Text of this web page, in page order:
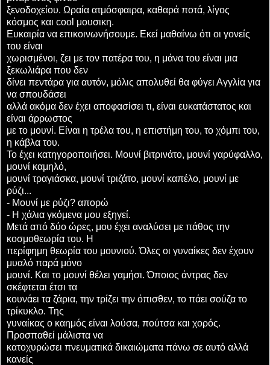
ξενοδοχείου. Ωραία ατμόσφαιρα, καθαρά ποτά, λίγος
κόσμος και cool μουσικη.
Ευκαιρία να επικοινωνήσουμε. Εκεί μαθαίνω ότι οι γονείς
του είναι
χωρισμένοι, ζει με τον πατέρα του, η μάνα του είναι μια
ξεκωλιάρα που δεν
δίνει πεντάρα για αυτόν, μόλις απολυθεί θα φύγει Αγγλία για
να σπουδάσει
αλλά ακόμα δεν έχει αποφασίσει τι, είναι ευκατάστατος και
είναι άρρωστος
με το μουνί. Είναι η τρέλα του, η επιστήμη του, το χόμπι του,
η κάβλα του.
Το έχει κατηγοροποιήσει. Μουνί βιτρινάτο, μουνί γαρύφαλλο,
μουνί καμηλό,
μουνί τραγιάσκα, μουνί τριζάτο, μουνί καπέλο, μουνί με
ρύζι...
- Μουνί με ρύζι? απορώ
- Η χάλια γκόμενα μου εξηγεί.
Μετά από δύο ώρες, μου έχει αναλύσει με πάθος την
κοσμοθεωρία του. Η
περίφημη θεωρία του μουνιού. Όλες οι γυναίκες δεν έχουν
μυαλό παρά μόνο
μουνί. Και το μουνί θέλει γαμήσι. Όποιος άντρας δεν
σκέφτεται έτσι τα
κουνάει τα ζάρια, την τρίζει την όπισθεν, το πάει σούζα το
τρίκυκλο. Της
γυναίκας ο καημός είναι λούσα, πούτσα και χορός.
Προσπαθεί μάλιστα να
κατοχυρώσει πνευματικά δικαιώματα πάνω σε αυτό αλλά
κανείς